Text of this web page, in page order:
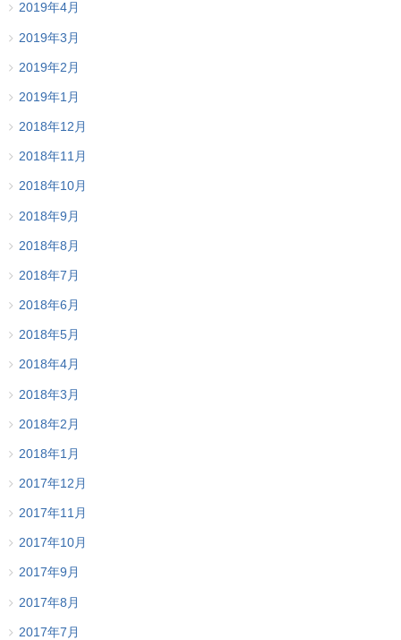
2019年4月
2019年3月
2019年2月
2019年1月
2018年12月
2018年11月
2018年10月
2018年9月
2018年8月
2018年7月
2018年6月
2018年5月
2018年4月
2018年3月
2018年2月
2018年1月
2017年12月
2017年11月
2017年10月
2017年9月
2017年8月
2017年7月